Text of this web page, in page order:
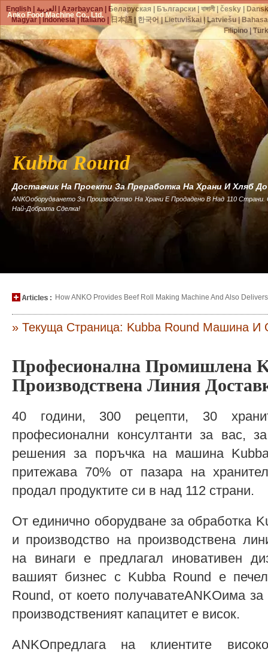
Anko Food Machine Co., Ltd.
Kubba Round
Доставчик На Проекти За Преработка На Храни И Хляб
ANKOоборудването За Производство На Храни Е Продадено В Над 110
Най-Добрата Сделка!
How ANKO Provides Beef Roll Making Machine And Also
» Текуща Страница: Kubba Round Машина И
Професионална Промишлена
Производствена Линия
40 години, 300 рецепти, 30
професионални консултанти за вас,
решения за поръчка на машина
притежава 70% от пазара на
продал продуктите си в над 112 страни.
От единично оборудване за обработка
и производство на производствена
на винаги е предлагал иновативен
вашият бизнес с Kubba Round е
Round, от което получаватеANKOима
производственият капацитет е висок.
ANKOпредлага на клиентите
English العربية |Azərbaycan Беларуская Български |বাঙ্গালী|česky
Magyar|Indonesia| Italiano| 日本語|한국어|Lietuviškai|Latviešu|
Filipino|